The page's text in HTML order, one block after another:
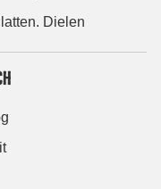
Dielen